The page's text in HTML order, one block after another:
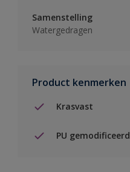
Samenstelling
Watergedragen
Product kenmerken
Krasvast
PU gemodificeerd